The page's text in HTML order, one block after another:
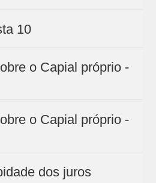
10
o Capial próprio -
o Capial próprio -
dos juros